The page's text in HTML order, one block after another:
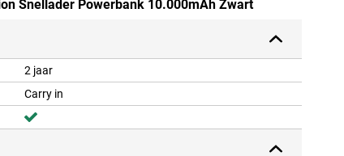
Snellader Powerbank 10.000mAh Zwart
2 jaar
Carry in